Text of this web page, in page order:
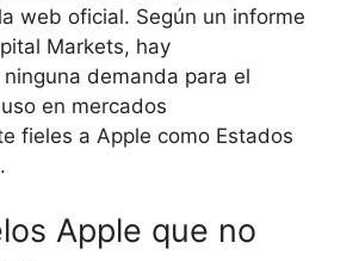
web oficial. Según un informe
Markets, hay
demanda para el
en mercados
fieles a Apple como Estados
Apple que no